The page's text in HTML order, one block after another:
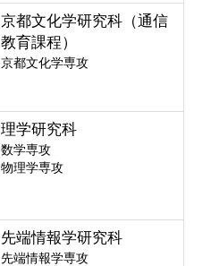
京都文化学研究科（通信
教育課程）
京都文化学専攻
理学研究科
数学専攻
物理学専攻
先端情報学研究科
先端情報学専攻